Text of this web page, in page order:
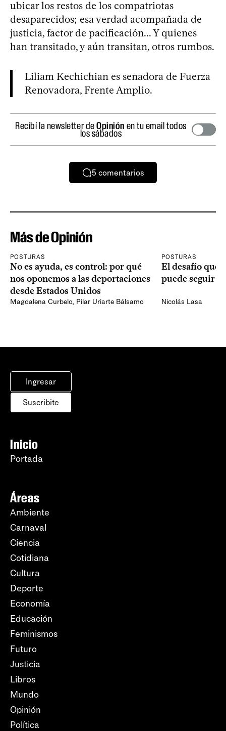
ubicar los restos de los compatriotas
desaparecidos; esa verdad acompañada de
justicia, factor de pacificación... Y quienes
han transitado, y aún transitan, otros rumbos.
Liliam Kechichian es senadora de Fuerza
Renovadora, Frente Amplio.
Recibí la newsletter deOpinión en tu email todos
los sábados
5 comentarios
Más de Opinión
POSTURAS
No es ayuda, es control: por qué
nos oponemos a las deportaciones
desde Estados Unidos
Magdalena Curbelo, Pilar Uriarte Bálsamo
POSTURAS
El desafío que
puede seguir
Nicolás Lasa
Ingresar
Suscribite
Inicio
Portada
Áreas
Ambiente
Carnaval
Ciencia
Cotidiana
Cultura
Deporte
Economía
Educación
Feminismos
Futuro
Justicia
Libros
Mundo
Opinión
Política